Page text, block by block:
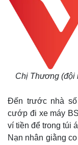
Chị Thương (đội
Đến trước nhà
cướp đi xe máy
ví tiền để trong túi
Nạn nhân giằng